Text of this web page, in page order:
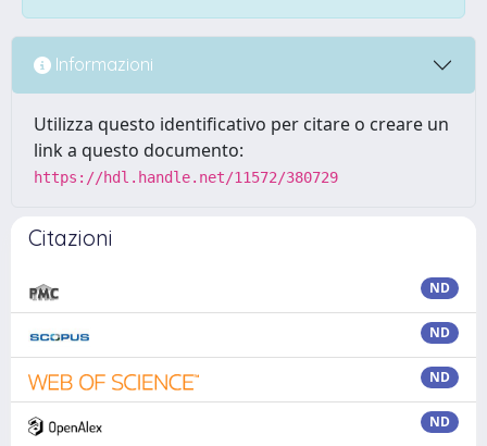
Informazioni
Utilizza questo identificativo per citare o creare un
link a questo documento:
https://hdl.handle.net/11572/380729
Citazioni
ND
ND
ND
ND